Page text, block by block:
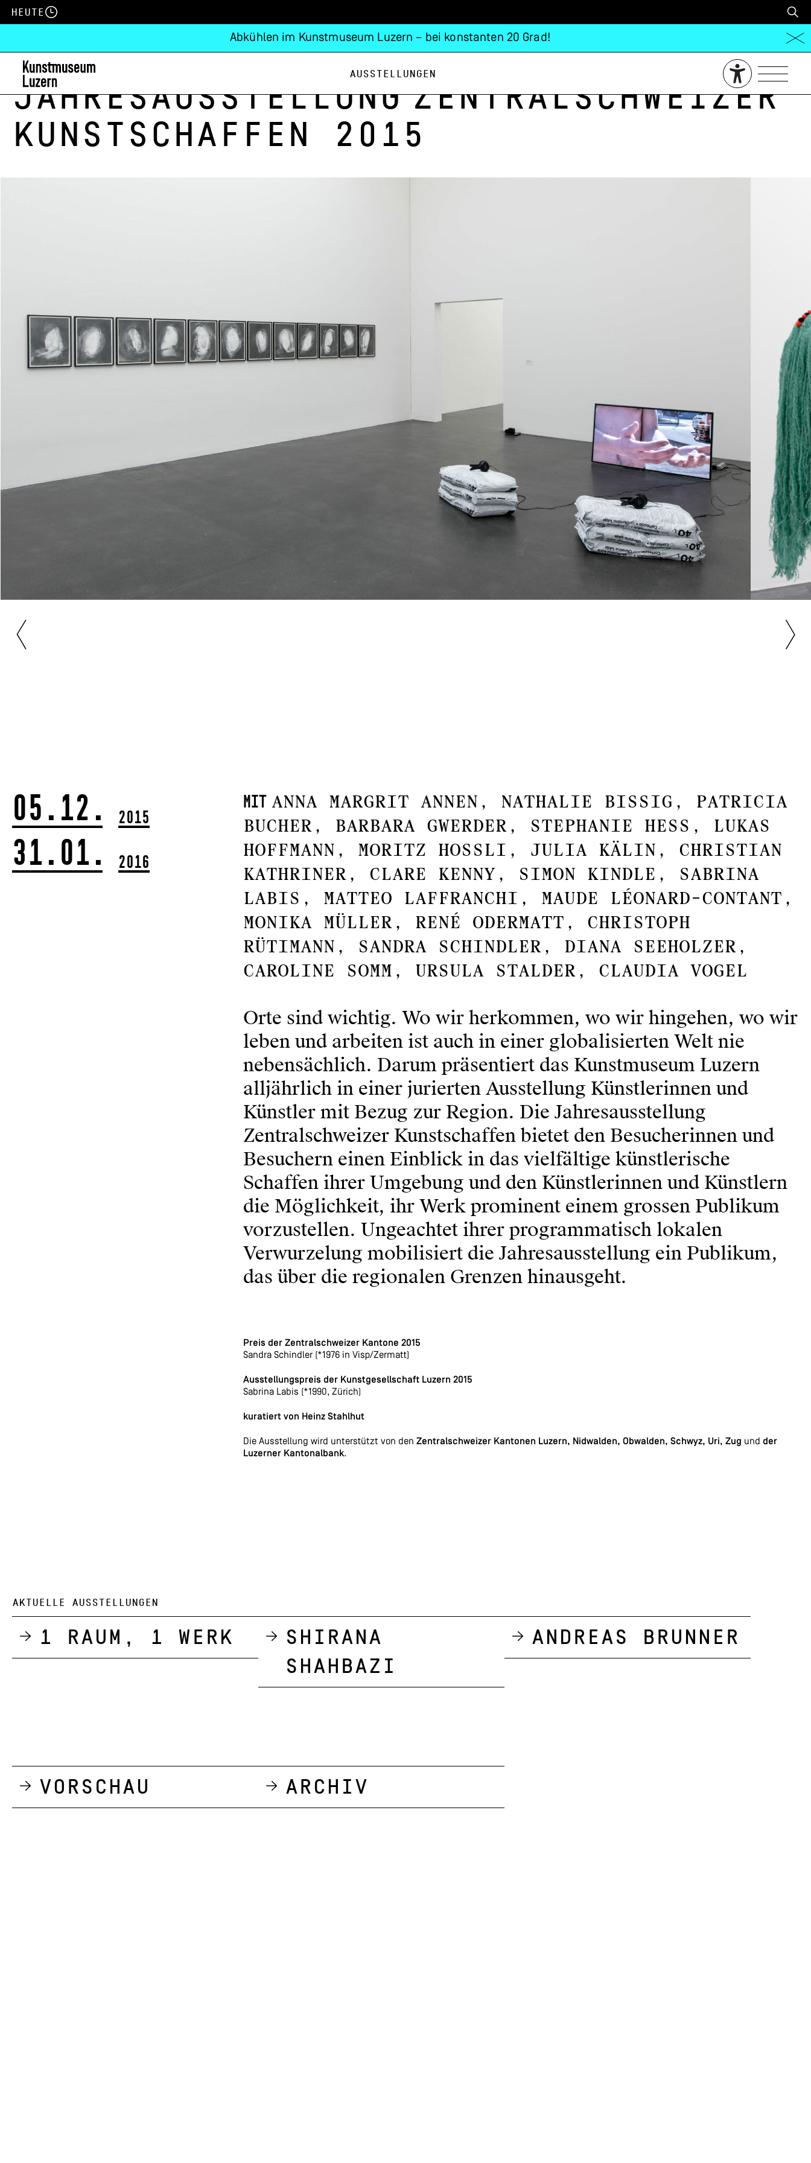
Heute
Abkühlen im Kunstmuseum Luzern – bei konstanten 20 Grad!
Ausstellungen
Jahresausstellung Zentralschweizer
Kunstschaffen 2015
05.12. 2015
31.01. 2016
mit ANNA MARGRIT ANNEN, NATHALIE BISSIG, PATRICIA
BUCHER, BARBARA GWERDER, STEPHANIE HESS, LUKAS
HOFFMANN, MORITZ HOSSLI, JULIA KÄLIN, CHRISTIAN
KATHRINER, CLARE KENNY, SIMON KINDLE, SABRINA
LABIS, MATTEO LAFFRANCHI, MAUDE LÉONARD-CONTANT,
MONIKA MÜLLER, RENÉ ODERMATT, CHRISTOPH
RÜTIMANN, SANDRA SCHINDLER, DIANA SEEHOLZER,
CAROLINE SOMM, URSULA STALDER, CLAUDIA VOGEL
Orte sind wichtig. Wo wir herkommen, wo wir hingehen, wo wir
leben und arbeiten ist auch in einer globalisierten Welt nie
nebensächlich. Darum präsentiert das Kunstmuseum Luzern
alljährlich in einer jurierten Ausstellung Künstlerinnen und
Künstler mit Bezug zur Region. Die Jahresausstellung
Zentralschweizer Kunstschaffen bietet den Besucherinnen und
Besuchern einen Einblick in das vielfältige künstlerische
Schaffen ihrer Umgebung und den Künstlerinnen und Künstlern
die Möglichkeit, ihr Werk prominent einem grossen Publikum
vorzustellen. Ungeachtet ihrer programmatisch lokalen
Verwurzelung mobilisiert die Jahresausstellung ein Publikum,
das über die regionalen Grenzen hinausgeht.
Preis der Zentralschweizer Kantone 2015
Sandra Schindler (*1976 in Visp/Zermatt)
Ausstellungspreis der Kunstgesellschaft Luzern 2015
Sabrina Labis (*1990, Zürich)
kuratiert von Heinz Stahlhut
Die Ausstellung wird unterstützt von den Zentralschweizer Kantonen Luzern, Nidwalden, Obwalden, Schwyz, Uri, Zug und der
Luzerner Kantonalbank.
AKTUELLE AUSSTELLUNGEN
1 Raum, 1 Werk
Shirana
Shahbazi
Andreas Brunner
Vorschau Archiv